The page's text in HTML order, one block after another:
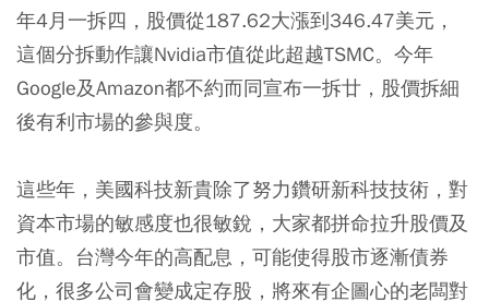
年4月一拆四，股價從187.62大漲到346.47美元，
這個分拆動作讓Nvidia市值從此超越TSMC。今年
Google及Amazon都不約而同宣布一拆廿，股價拆細
後有利市場的參與度。
這些年，美國科技新貴除了努力鑽研新科技技術，對
資本市場的敏感度也很敏銳，大家都拼命拉升股價及
市值。台灣今年的高配息，可能使得股市逐漸債券
化，很多公司會變成定存股，將來有企圖心的老闆對